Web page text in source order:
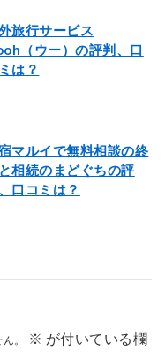
旅行サービス
（ウー）の評判、口
は？
マルイで無料相談の終
相続のまどぐちの評
口コミは？
。 ※ が付いている欄